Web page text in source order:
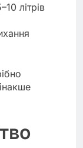
літрів